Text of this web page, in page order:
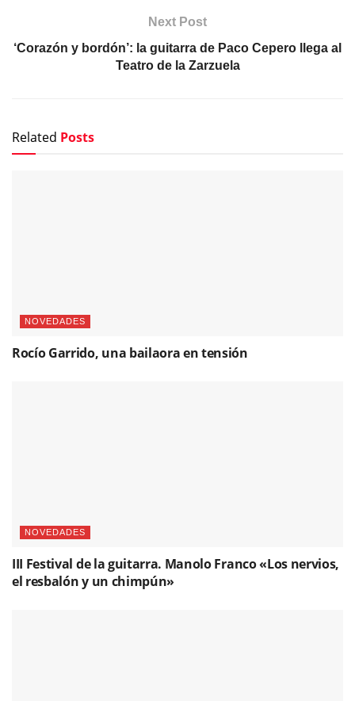
Next Post
‘Corazón y bordón’: la guitarra de Paco Cepero llega al
Teatro de la Zarzuela
Related Posts
NOVEDADES
Rocío Garrido, una bailaora en tensión
NOVEDADES
III Festival de la guitarra. Manolo Franco «Los nervios,
el resbalón y un chimpún»